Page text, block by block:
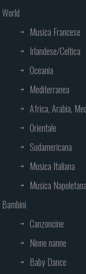
World
Musica Francese
Irlandese/Celtica
Oceania
Mediterranea
Africa, Arabia,
Orientale
Sudamericana
Musica Italiana
Musica Napoletana
Bambini
Canzoncine
Ninne nanne
Baby Dance